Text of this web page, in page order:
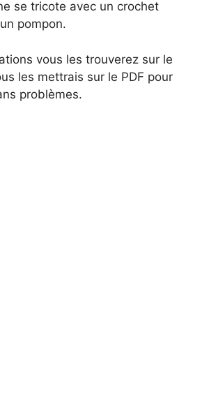
se tricote avec un crochet
pompon.
vous les trouverez sur le
les mettrais sur le PDF pour
problèmes.